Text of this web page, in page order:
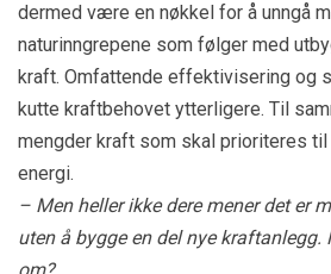
dermed være en nøkkel for å unngå
naturinngrepene som følger med
kraft. Omfattende effektivisering og
kutte kraftbehovet ytterligere. Til
mengder kraft som skal prioriteres
energi.
– Men heller ikke dere mener det er
uten å bygge en del nye kraftanlegg.